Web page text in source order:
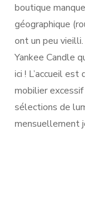
boutique
géographique
ont un peu
Yankee Candle
ici ! L’accueil
mobilier
sélections de
mensuellement